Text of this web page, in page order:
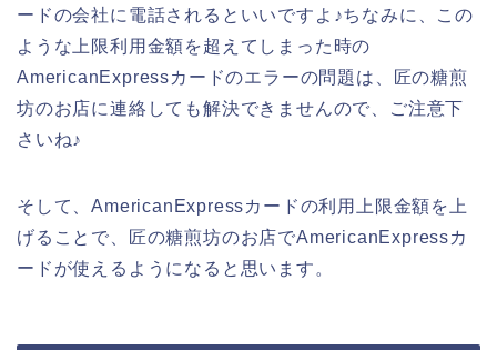
ードの会社に電話されるといいですよ♪ちなみに、この
ような上限利用金額を超えてしまった時の
AmericanExpressカードのエラーの問題は、匠の糖煎
坊のお店に連絡しても解決できませんので、ご注意下
さいね♪
そして、AmericanExpressカードの利用上限金額を上
げることで、匠の糖煎坊のお店でAmericanExpressカ
ードが使えるようになると思います。